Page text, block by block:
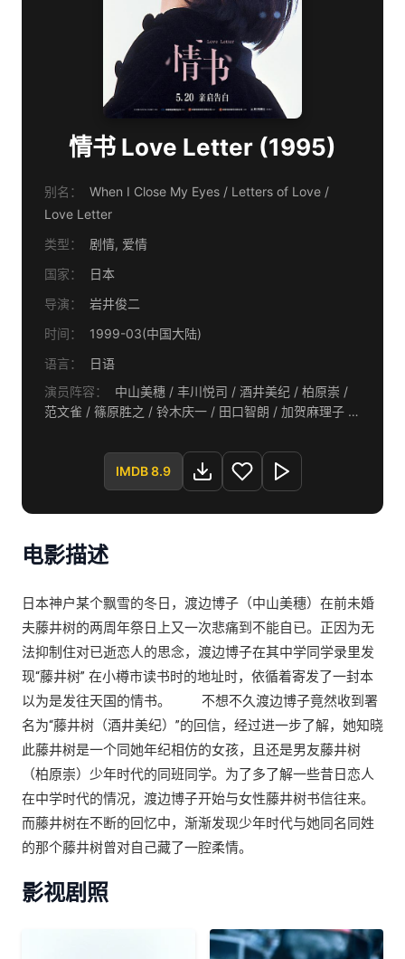
情书 Love Letter (1995)
别名：
When I Close My Eyes / Letters of Love /
Love Letter
类型：
剧情, 爱情
国家：
日本
导演：
岩井俊二
时间：
1999-03(中国大陆)
语言：
日语
演员阵容：
中山美穗 / 丰川悦司 / 酒井美纪 / 柏原崇 /
范文雀 / 篠原胜之 / 铃木庆一 / 田口智朗 / 加贺麻理子 /
田江身子 / 小栗香织 / 神户浩 / 酒井敏也 / 山口诗史 / 山
崎一 / 德井优 / 武藤寿美
IMDB 8.9
电影描述
日本神户某个飘雪的冬日，渡边博子（中山美穗）在前未婚
夫藤井树的两周年祭日上又一次悲痛到不能自已。正因为无
法抑制住对已逝恋人的思念，渡边博子在其中学同学录里发
现“藤井树” 在小樽市读书时的地址时，依循着寄发了一封本
以为是发往天国的情书。 不想不久渡边博子竟然收到署
名为“藤井树（酒井美纪）”的回信，经过进一步了解，她知晓
此藤井树是一个同她年纪相仿的女孩，且还是男友藤井树
（柏原崇）少年时代的同班同学。为了多了解一些昔日恋人
在中学时代的情况，渡边博子开始与女性藤井树书信往来。
而藤井树在不断的回忆中，渐渐发现少年时代与她同名同姓
的那个藤井树曾对自己藏了一腔柔情。
影视剧照